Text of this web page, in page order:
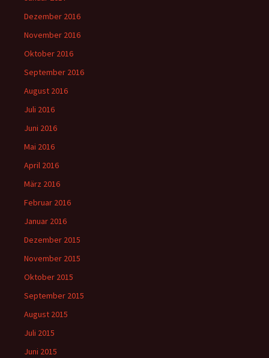
Dezember 2016
November 2016
Oktober 2016
September 2016
August 2016
Juli 2016
Juni 2016
Mai 2016
April 2016
März 2016
Februar 2016
Januar 2016
Dezember 2015
November 2015
Oktober 2015
September 2015
August 2015
Juli 2015
Juni 2015